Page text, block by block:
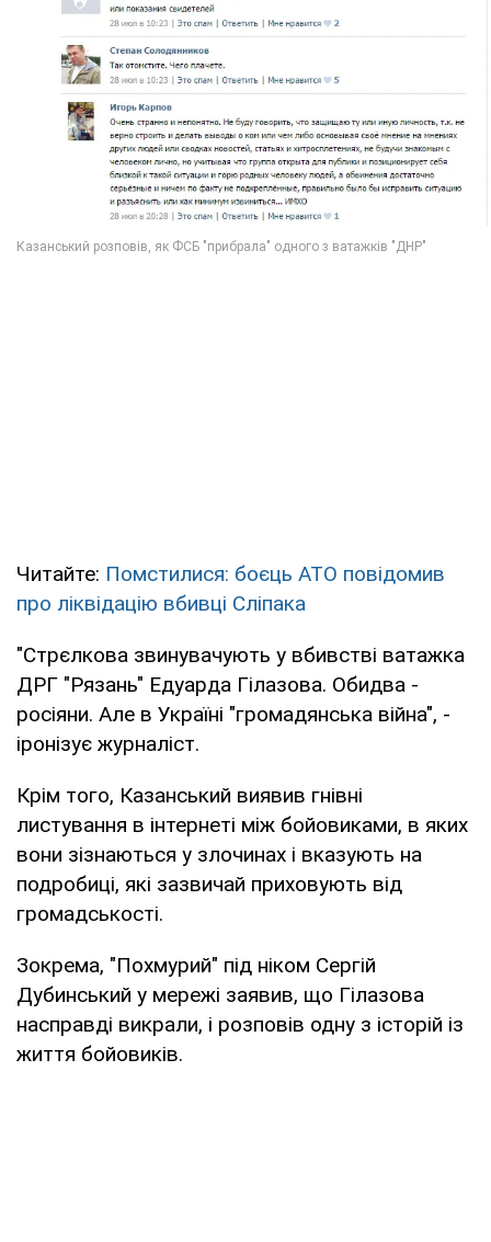
Читайте: Помстилися: боєць АТО повідомив
про ліквідацію вбивці Сліпака
"Стрєлкова звинувачують у вбивстві ватажка
ДРГ "Рязань" Едуарда Гілазова. Обидва -
росіяни. Але в Україні "громадянська війна", -
іронізує журналіст.
Крім того, Казанський виявив гнівні
листування в інтернеті між бойовиками, в яких
вони зізнаються у злочинах і вказують на
подробиці, які зазвичай приховують від
громадськості.
Зокрема, "Похмурий" під ніком Сергій
Дубинський у мережі заявив, що Гілазова
насправді викрали, і розповів одну з історій із
життя бойовиків.